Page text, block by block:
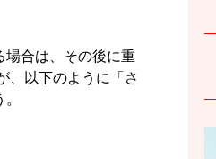
場合は、その後に重
、以下のように「さ